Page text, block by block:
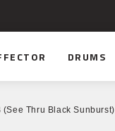
DRUMS
(See Thru Black Sunburst)